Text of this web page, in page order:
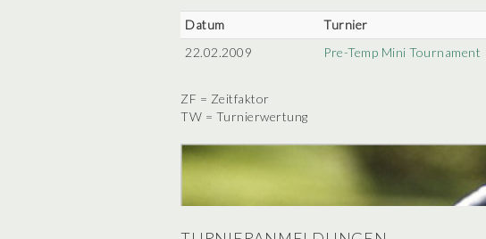
Datum Turnier
22.02.2009
Pre-Temp Mini Tournament
ZF = Zeitfaktor
TW = Turnierwertung